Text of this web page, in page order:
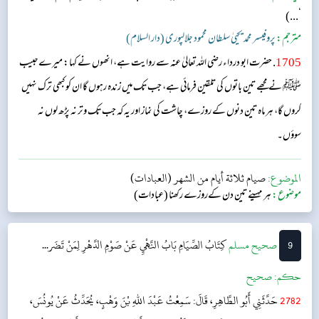
‘...)
مترجم:پروفیسر محمد یحییٰ سلطان محمود جلالپوری (دار السلام)
1705 . حضرت ابو درداء رضی اللہ تعالیٰ عنہ سے روایت ہے، انھوں نے کہا: میرےحبیب
ﷺ نے مجھے تین باتوں کی تلقین فرمائی ہے، جب تک میں زندہ رہوں گا ان کو کبھی ترک نہیں
کروں گا، ہر ماہ تین دنوں کے روزے، چاشت کی نماز اور یہ کہ جب تک وتر نہ پڑھ لوں نہ
سوؤں۔
الموضوع:صيام ثلاثة أيام من الشهر (العبادات)
موضوع:ہر مہینے تین دن کےروزے رکھنا (عبادات)
9 ‌صحيح مسلمكِتَابُ الصِّيَامِبَابُ النَّهْيِ عَنْ صَوْمِ الدَّهْرِ لِمَنْ تَضَر...
حکم:صحیح
2782حَدَّثَنِي أَبُو الطَّاهِرِ، قَالَ: سَمِعْتُ عَبْدَ اللهِ بْنَ وَهْبٍ، يُحَدِّثُ عَنْ يُونُسَ،